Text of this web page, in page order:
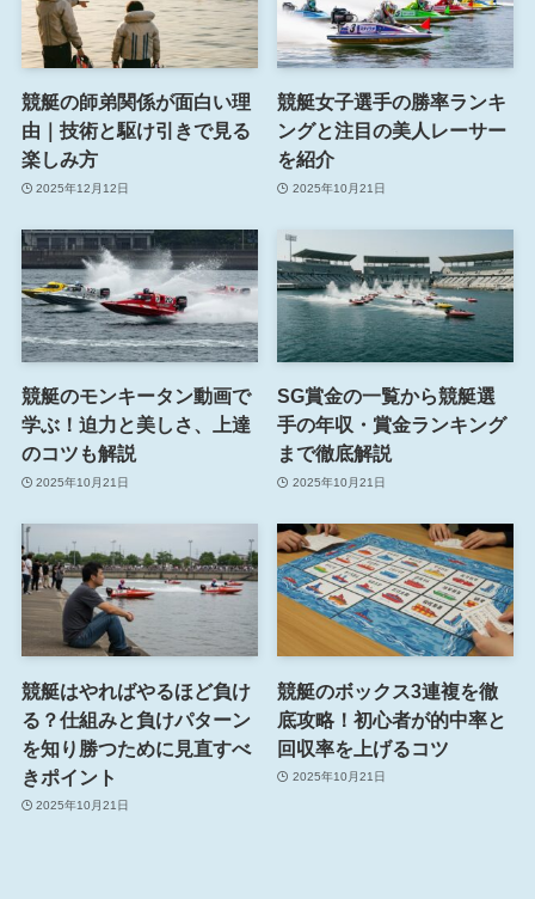
競艇の師弟関係が面白い理
由｜技術と駆け引きで見る
楽しみ方
2025年12月12日
競艇女子選手の勝率ランキ
ングと注目の美人レーサー
を紹介
2025年10月21日
競艇のモンキータン動画で
学ぶ！迫力と美しさ、上達
のコツも解説
2025年10月21日
SG賞金の一覧から競艇選
手の年収・賞金ランキング
まで徹底解説
2025年10月21日
競艇はやればやるほど負け
る？仕組みと負けパターン
を知り勝つために見直すべ
きポイント
2025年10月21日
競艇のボックス3連複を徹
底攻略！初心者が的中率と
回収率を上げるコツ
2025年10月21日